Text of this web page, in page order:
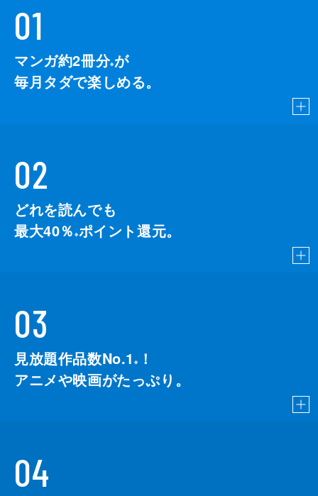
01
マンガ約2冊分※が
毎月タダで楽しめる。
02
どれを読んでも
最大40％ ※ポイント還元。
03
見放題作品数No.1 ※
！
アニメや映画がたっぷり。
04